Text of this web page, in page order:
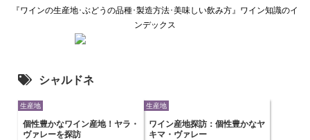
『ワインの生産地･ぶどうの品種･製造方法･美味しい飲み方』ワイン知識のイ
ンデックス
シャルドネ
生産地
個性豊かなワイン産地！ヤラ・
ヴァレーを探訪
生産地
ワイン産地探訪：個性豊かなヤ
キマ・ヴァレー